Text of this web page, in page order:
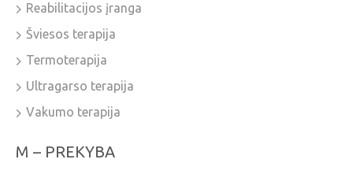
Reabilitacijos įranga
Šviesos terapija
Termoterapija
Ultragarso terapija
Vakumo terapija
M – PREKYBA